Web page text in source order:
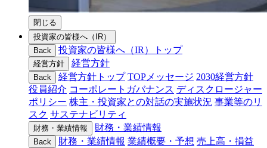
閉じる
投資家の皆様へ（IR）
Back
投資家の皆様へ（IR）トップ
経営方針 経営方針
Back 経営方針トップ TOPメッセージ 2030経営方針
役員紹介 コーポレートガバナンス ディスクロージャー
ポリシー 株主・投資家との対話の実施状況 事業等のリ
スク サステナビリティ
財務・業績情報 財務・業績情報
Back 財務・業績情報 業績概要・予想 売上高・損益